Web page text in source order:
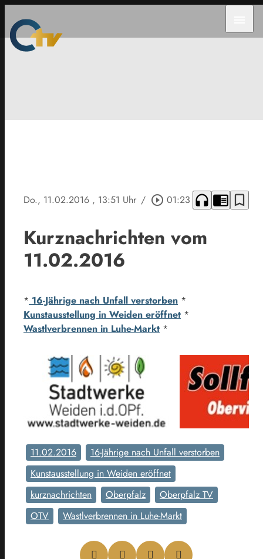
Do., 11.02.2016 , 13:51 Uhr / play_circle_outline 01:23 headphones chrome_reader_mode bookmark_border
Kurznachrichten vom
11.02.2016
* 16-Jährige nach Unfall verstorben *
Kunstausstellung in Weiden eröffnet *
Wastlverbrennen in Luhe-Markt *
11.02.2016
16-Jährige nach Unfall verstorben
Kunstausstellung in Weiden eröffnet
kurznachrichten
Oberpfalz
Oberpfalz TV
OTV
Wastlverbrennen in Luhe-Markt